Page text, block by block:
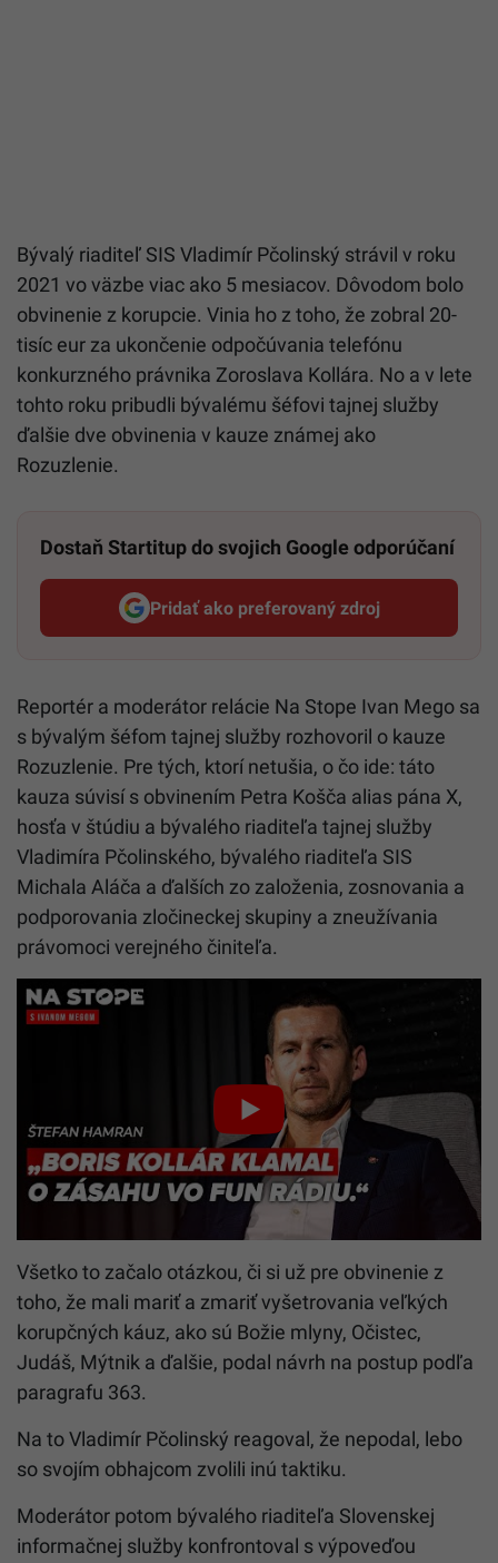
Bývalý riaditeľ SIS Vladimír Pčolinský strávil v roku
2021 vo väzbe viac ako 5 mesiacov. Dôvodom bolo
obvinenie z korupcie. Vinia ho z toho, že zobral 20-
tisíc eur za ukončenie odpočúvania telefónu
konkurzného právnika Zoroslava Kollára. No a v lete
tohto roku pribudli bývalému šéfovi tajnej služby
ďalšie dve obvinenia v kauze známej ako
Rozuzlenie.
Dostaň Startitup do svojich Google odporúčaní
Pridať ako preferovaný zdroj
Startitup, odkaz sa otvorí v
Reportér a moderátor relácie Na Stope Ivan Mego sa
s bývalým šéfom tajnej služby rozhovoril o kauze
Rozuzlenie. Pre tých, ktorí netušia, o čo ide: táto
kauza súvisí s obvinením Petra Košča alias pána X,
hosťa v štúdiu a bývalého riaditeľa tajnej služby
Vladimíra Pčolinského, bývalého riaditeľa SIS
Michala Aláča a ďalších zo založenia, zosnovania a
podporovania zločineckej skupiny a zneužívania
právomoci verejného činiteľa.
Všetko to začalo otázkou, či si už pre obvinenie z
toho, že mali mariť a zmariť vyšetrovania veľkých
korupčných káuz, ako sú Božie mlyny, Očistec,
Judáš, Mýtnik a ďalšie, podal návrh na postup podľa
paragrafu 363.
Na to Vladimír Pčolinský reagoval, že nepodal, lebo
so svojím obhajcom zvolili inú taktiku.
Moderátor potom bývalého riaditeľa Slovenskej
informačnej služby konfrontoval s výpoveďou